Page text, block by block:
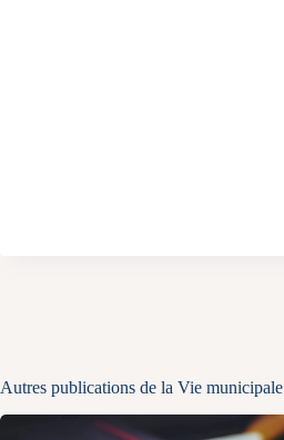
Autres publications de la Vie municipale